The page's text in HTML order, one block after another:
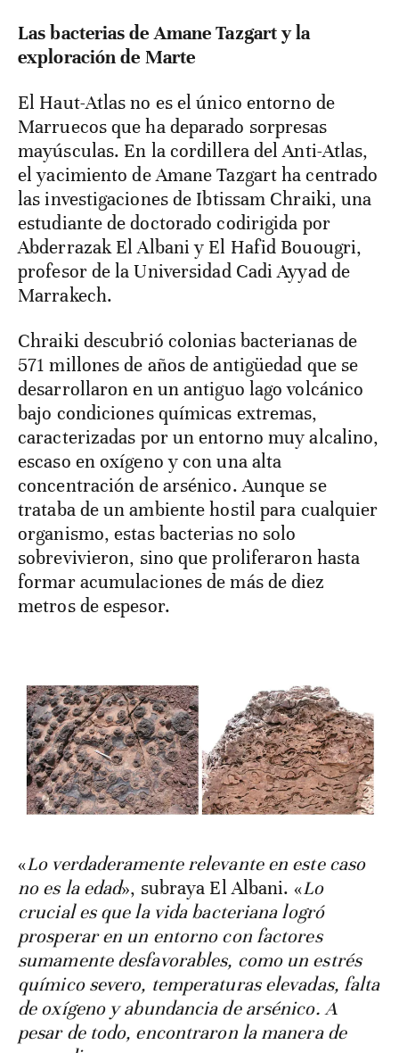
Las bacterias de Amane Tazgart y la
exploración de Marte
El Haut-Atlas no es el único entorno de
Marruecos que ha deparado sorpresas
mayúsculas. En la cordillera del Anti-Atlas,
el yacimiento de Amane Tazgart ha centrado
las investigaciones de Ibtissam Chraiki, una
estudiante de doctorado codirigida por
Abderrazak El Albani y El Hafid Bouougri,
profesor de la Universidad Cadi Ayyad de
Marrakech.
Chraiki descubrió colonias bacterianas de
571 millones de años de antigüedad que se
desarrollaron en un antiguo lago volcánico
bajo condiciones químicas extremas,
caracterizadas por un entorno muy alcalino,
escaso en oxígeno y con una alta
concentración de arsénico. Aunque se
trataba de un ambiente hostil para cualquier
organismo, estas bacterias no solo
sobrevivieron, sino que proliferaron hasta
formar acumulaciones de más de diez
metros de espesor.
«Lo verdaderamente relevante en este caso
no es la edad», subraya El Albani. «Lo
crucial es que la vida bacteriana logró
prosperar en un entorno con factores
sumamente desfavorables, como un estrés
químico severo, temperaturas elevadas, falta
de oxígeno y abundancia de arsénico. A
pesar de todo, encontraron la manera de